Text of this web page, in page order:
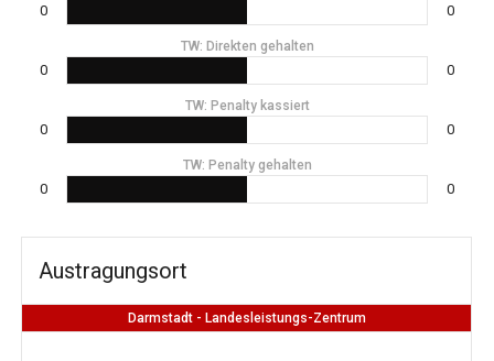
0 0
TW: Direkten gehalten
0 0
TW: Penalty kassiert
0 0
TW: Penalty gehalten
0 0
Austragungsort
Darmstadt - Landesleistungs-Zentrum